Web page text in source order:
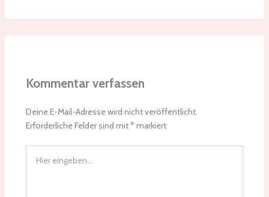
Kommentar verfassen
Deine E-Mail-Adresse wird nicht veröffentlicht.
Erforderliche Felder sind mit * markiert
eingeben…